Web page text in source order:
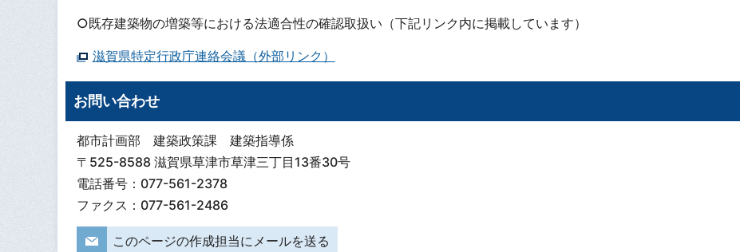
○既存建築物の増築等における法適合性の確認取扱い（下記リンク内に掲載しています）
滋賀県特定行政庁連絡会議（外部リンク）
お問い合わせ
都市計画部 建築政策課 建築指導係
〒525-8588 滋賀県草津市草津三丁目13番30号
電話番号：077-561-2378
ファクス：077-561-2486
このページの作成担当にメールを送る